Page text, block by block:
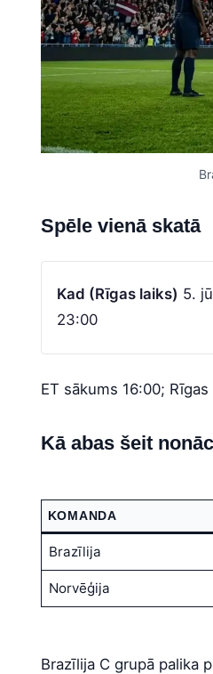
Spēle vienā skatā
Kad (Rīgas laiks) 5.
23:00
ET sākums 16:00;
Kā abas šeit
KOMANDA
Brazīlija
Norvēģija
Brazīlija C grupā palika